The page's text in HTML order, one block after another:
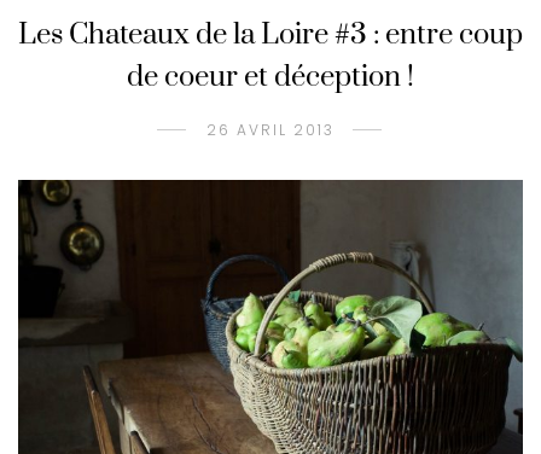
Les Chateaux de la Loire #3 : entre coup
de coeur et déception !
26 AVRIL 2013